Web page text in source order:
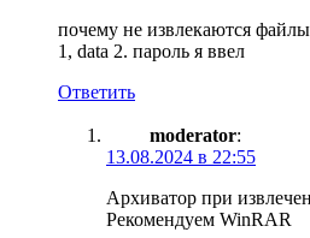
почему не извлекаются
1, data 2. пароль я ввел
Ответить
moderator:
13.08.2024 в 22:55
Архиватор при
Рекомендуем WinRAR